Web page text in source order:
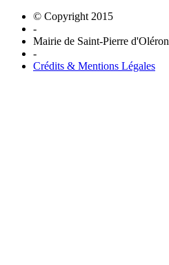
© Copyright 2015
-
Mairie de Saint-Pierre d'Oléron
-
Crédits & Mentions Légales